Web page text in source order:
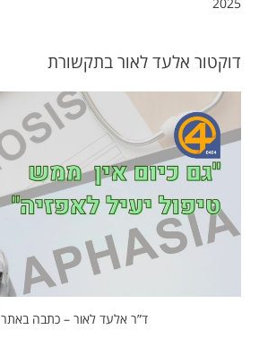
דוקטור אלעד לאור בתקשורת
ד”ר אלעד לאור – כתבה באתר 0404